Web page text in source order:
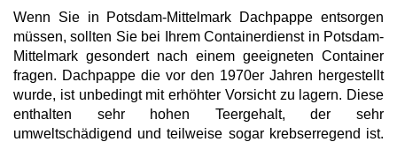
Wenn Sie in Potsdam-Mittelmark Dachpappe entsorgen
müssen, sollten Sie bei Ihrem Containerdienst in Potsdam-
Mittelmark gesondert nach einem geeigneten Container
fragen. Dachpappe die vor den 1970er Jahren hergestellt
wurde, ist unbedingt mit erhöhter Vorsicht zu lagern. Diese
enthalten sehr hohen Teergehalt, der sehr
umweltschädigend und teilweise sogar krebserregend ist.